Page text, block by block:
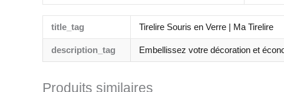
title_tag Tirelire Souris en Verre | Ma Tirelire
description_tag Embellissez votre décoration et
Produits similaires